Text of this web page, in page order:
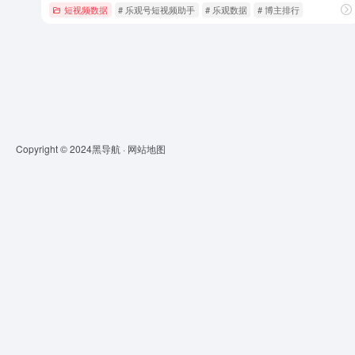
短视频数据 # 乐观号短视频助手 # 乐观数据 # 博主排行
Copyright © 2024黑导航 · 网站地图